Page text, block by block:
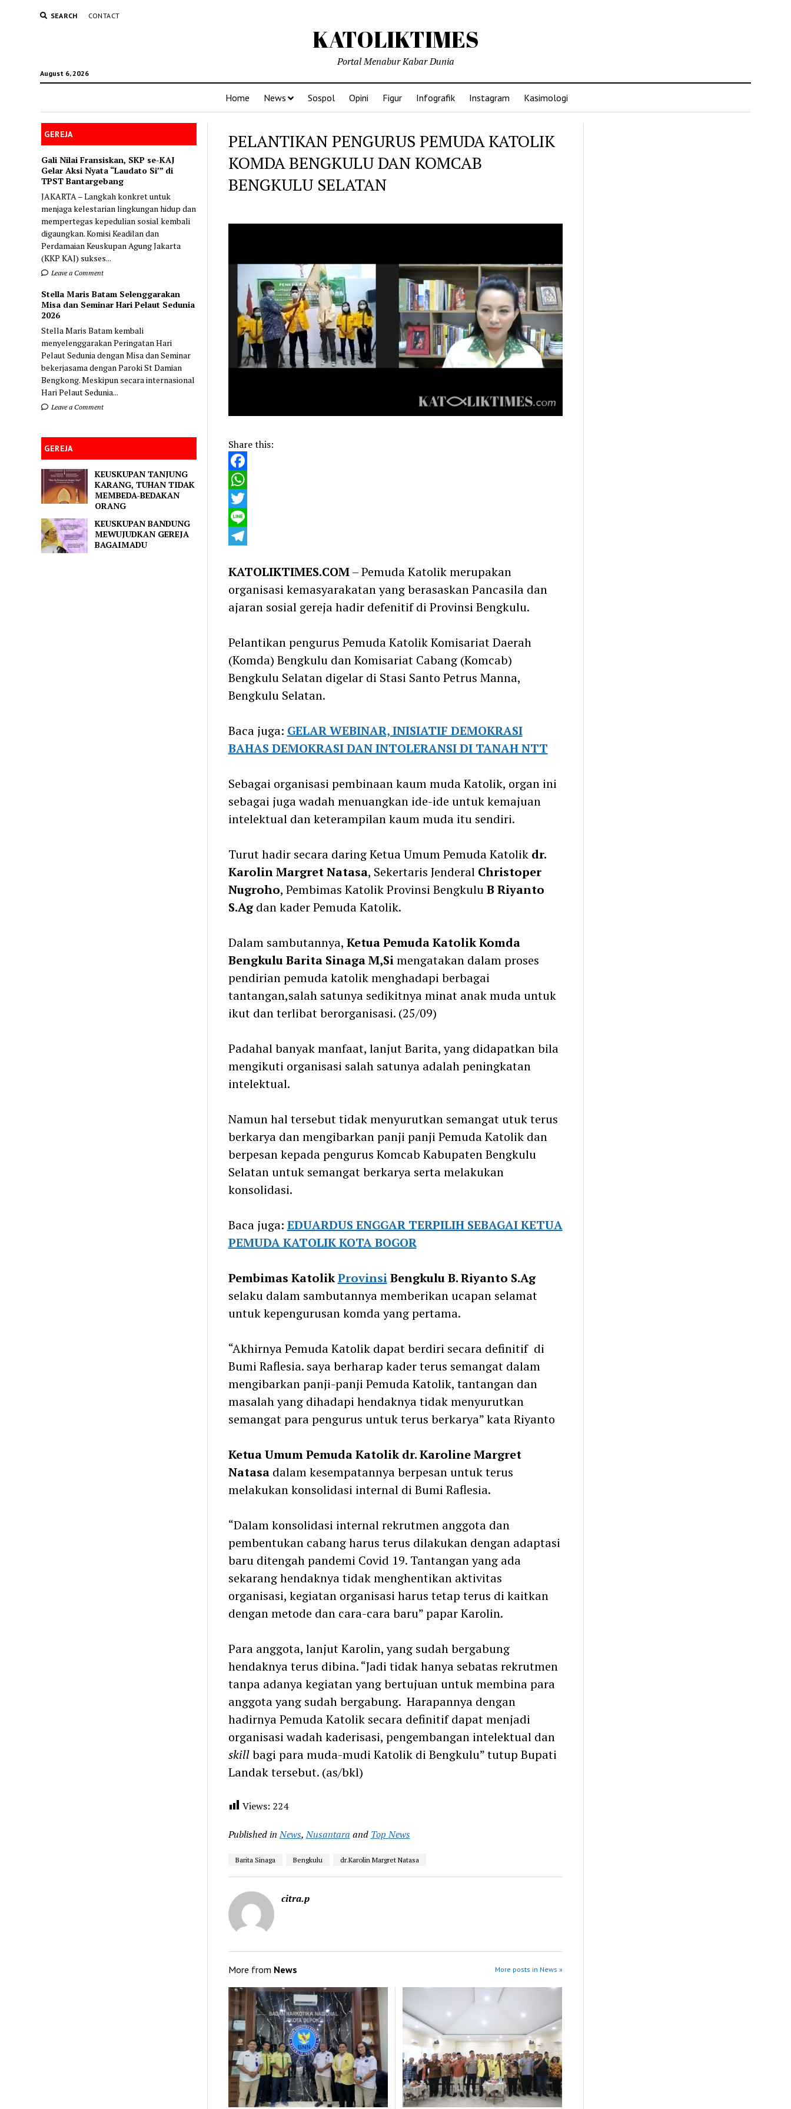
SEARCH CONTACT
KATOLIKTIMES
August 6, 2026
Portal Menabur Kabar Dunia
Home News Sospol Opini Figur Infografik Instagram Kasimologi
GEREJA
Gali Nilai Fransiskan, SKP se-KAJ
Gelar Aksi Nyata “Laudato Si’” di
TPST Bantargebang
JAKARTA – Langkah konkret untuk
menjaga kelestarian lingkungan hidup dan
mempertegas kepedulian sosial kembali
digaungkan. Komisi Keadilan dan
Perdamaian Keuskupan Agung Jakarta
(KKP KAJ) sukses...
Leave a Comment
Stella Maris Batam Selenggarakan
Misa dan Seminar Hari Pelaut Sedunia
2026
Stella Maris Batam kembali
menyelenggarakan Peringatan Hari
Pelaut Sedunia dengan Misa dan Seminar
bekerjasama dengan Paroki St Damian
Bengkong. Meskipun secara internasional
Hari Pelaut Sedunia...
Leave a Comment
GEREJA
KEUSKUPAN TANJUNG
KARANG, TUHAN TIDAK
MEMBEDA-BEDAKAN
ORANG
KEUSKUPAN BANDUNG
MEWUJUDKAN GEREJA
BAGAIMADU
PELANTIKAN PENGURUS PEMUDA KATOLIK
KOMDA BENGKULU DAN KOMCAB
BENGKULU SELATAN
Share this:
Facebook
WhatsApp
Twitter
Line
KATOLIKTIMES.COM– Pemuda Katolik merupakan
organisasi kemasyarakatan yang berasaskan Pancasila dan
ajaran sosial gereja hadir defenitif di Provinsi Bengkulu.
Pelantikan pengurus Pemuda Katolik Komisariat Daerah
(Komda) Bengkulu dan Komisariat Cabang (Komcab)
Bengkulu Selatan digelar di Stasi Santo Petrus Manna,
Bengkulu Selatan.
Baca juga: GELAR WEBINAR, INISIATIF DEMOKRASI
BAHAS DEMOKRASI DAN INTOLERANSI DI TANAH NTT
Sebagai organisasi pembinaan kaum muda Katolik, organ ini
sebagai juga wadah menuangkan ide-ide untuk kemajuan
intelektual dan keterampilan kaum muda itu sendiri.
Turut hadir secara daring Ketua Umum Pemuda Katolik dr.
Karolin Margret Natasa, Sekertaris Jenderal Christoper
Nugroho, Pembimas Katolik Provinsi BengkuluB Riyanto
S.Agdan kader Pemuda Katolik.
Dalam sambutannya, Ketua Pemuda Katolik Komda
Bengkulu Barita Sinaga M,Simengatakan dalam proses
pendirian pemuda katolik menghadapi berbagai
tantangan,salah satunya sedikitnya minat anak muda untuk
ikut dan terlibat berorganisasi. (25/09)
Padahal banyak manfaat, lanjut Barita, yang didapatkan bila
mengikuti organisasi salah satunya adalah peningkatan
intelektual.
Namun hal tersebut tidak menyurutkan semangat utuk terus
berkarya dan mengibarkan panji panji Pemuda Katolik dan
berpesan kepada pengurus Komcab Kabupaten Bengkulu
Selatan untuk semangat berkarya serta melakukan
konsolidasi.
Baca juga: EDUARDUS ENGGAR TERPILIH SEBAGAI KETUA
PEMUDA KATOLIK KOTA BOGOR
Pembimas KatolikProvinsiBengkulu B. Riyanto S.Ag
selaku dalam sambutannya memberikan ucapan selamat
untuk kepengurusan komda yang pertama.
“Akhirnya Pemuda Katolik dapat berdiri secara definitif di
Bumi Raflesia. saya berharap kader terus semangat dalam
mengibarkan panji-panji Pemuda Katolik, tantangan dan
masalah yang dihadapi hendaknya tidak menyurutkan
semangat para pengurus untuk terus berkarya” kata Riyanto
Ketua Umum Pemuda Katolik dr. Karoline Margret
Natasadalam kesempatannya berpesan untuk terus
melakukan konsolidasi internal di Bumi Raflesia.
“Dalam konsolidasi internal rekrutmen anggota dan
pembentukan cabang harus terus dilakukan dengan adaptasi
baru ditengah pandemi Covid 19. Tantangan yang ada
sekarang hendaknya tidak menghentikan aktivitas
organisasi, kegiatan organisasi harus tetap terus di kaitkan
dengan metode dan cara-cara baru” papar Karolin.
Para anggota, lanjut Karolin, yang sudah bergabung
hendaknya terus dibina. “Jadi tidak hanya sebatas rekrutmen
tanpa adanya kegiatan yang bertujuan untuk membina para
anggota yang sudah bergabung. Harapannya dengan
hadirnya Pemuda Katolik secara definitif dapat menjadi
organisasi wadah kaderisasi, pengembangan intelektual dan
skillbagi para muda-mudi Katolik di Bengkulu” tutup Bupati
Landak tersebut. (as/bkl)
Views: 224
Published in News,Nusantara and Top News
Barita Sinaga Bengkulu dr.Karolin Margret Natasa
citra.p
More from News More posts in News »